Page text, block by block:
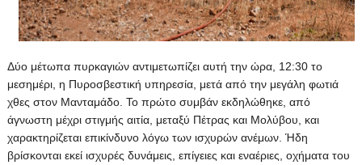
Δύο μέτωπα πυρκαγιών αντιμετωπίζει αυτή την ώρα, 12:30 το
μεσημέρι, η Πυροσβεστική υπηρεσία, μετά από την μεγάλη φωτιά
χθες στον Μανταμάδο. Το πρώτο συμβάν εκδηλώθηκε, από
άγνωστη μέχρι στιγμής αιτία, μεταξύ Πέτρας και Μολύβου, και
χαρακτηρίζεται επικίνδυνο λόγω των ισχυρών ανέμων. Ήδη
βρίσκονται εκεί ισχυρές δυνάμεις, επίγειες και εναέριες, οχήματα του